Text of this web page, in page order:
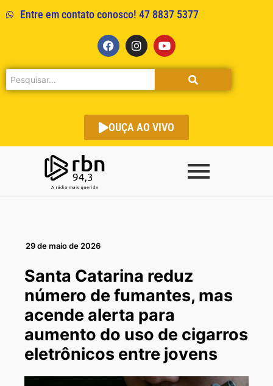
Entre em contato conosco! 47 8837 5377
OUÇA AO VIVO
29 de maio de 2026
Santa Catarina reduz
número de fumantes, mas
acende alerta para
aumento do uso de cigarros
eletrônicos entre jovens